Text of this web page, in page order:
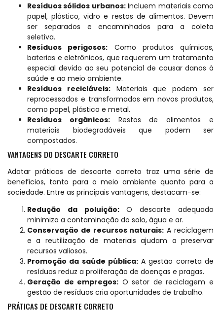
Resíduos sólidos urbanos:Incluem materiais como
papel, plástico, vidro e restos de alimentos. Devem
ser separados e encaminhados para a coleta
seletiva.
Resíduos perigosos: Como produtos químicos,
baterias e eletrônicos, que requerem um tratamento
especial devido ao seu potencial de causar danos à
saúde e ao meio ambiente.
Resíduos recicláveis:Materiais que podem ser
reprocessados e transformados em novos produtos,
como papel, plástico e metal.
Resíduos orgânicos:Restos de alimentos e
materiais biodegradáveis que podem ser
compostados.
VANTAGENS DO DESCARTE CORRETO
Adotar práticas de descarte correto traz uma série de
benefícios, tanto para o meio ambiente quanto para a
sociedade. Entre as principais vantagens, destacam-se:
Redução da poluição:O descarte adequado
minimiza a contaminação do solo, água e ar.
Conservação de recursos naturais: A reciclagem
e a reutilização de materiais ajudam a preservar
recursos valiosos.
Promoção da saúde pública:A gestão correta de
resíduos reduz a proliferação de doenças e pragas.
Geração de empregos: O setor de reciclagem e
gestão de resíduos cria oportunidades de trabalho.
PRÁTICAS DE DESCARTE CORRETO